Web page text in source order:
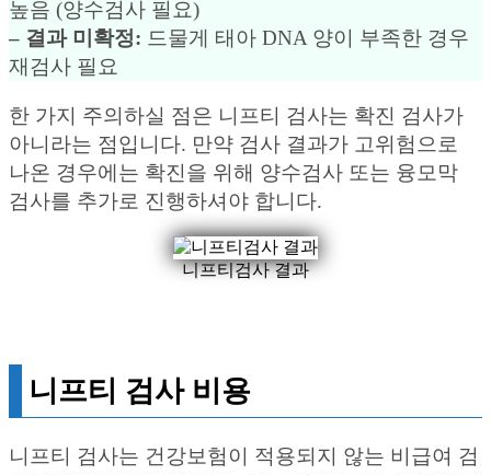
높음 (양수검사 필요)
– 결과 미확정: 드물게 태아 DNA 양이 부족한 경우
재검사 필요
한 가지 주의하실 점은 니프티 검사는 확진 검사가
아니라는 점입니다. 만약 검사 결과가 고위험으로
나온 경우에는 확진을 위해 양수검사 또는 융모막
검사를 추가로 진행하셔야 합니다.
니프티검사 결과
니프티 검사 비용
니프티 검사는 건강보험이 적용되지 않는 비급여 검